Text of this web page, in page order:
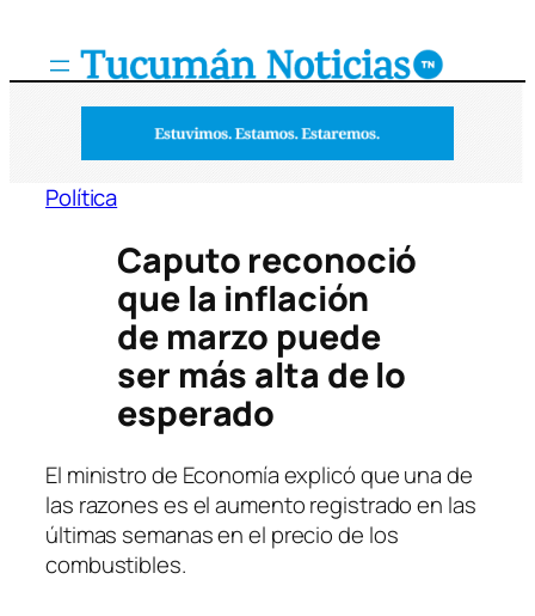
Política
Caputo reconoció
que la inflación
de marzo puede
ser más alta de lo
esperado
El ministro de Economía explicó que una de
las razones es el aumento registrado en las
últimas semanas en el precio de los
combustibles.